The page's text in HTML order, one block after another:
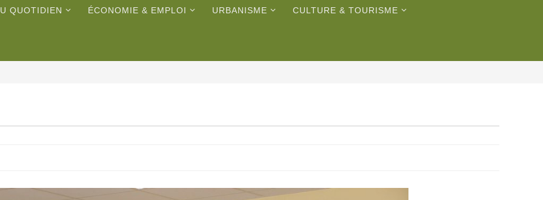
QUOTIDIEN ÉCONOMIE & EMPLOI URBANISME CULTURE & TOURISME